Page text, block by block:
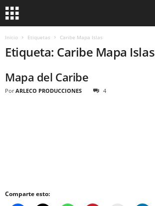
Inicio Etiquetas Caribe Mapa Islas
Etiqueta: Caribe Mapa Islas
Mapa del Caribe
Por ARLECO PRODUCCIONES 4
Comparte esto: